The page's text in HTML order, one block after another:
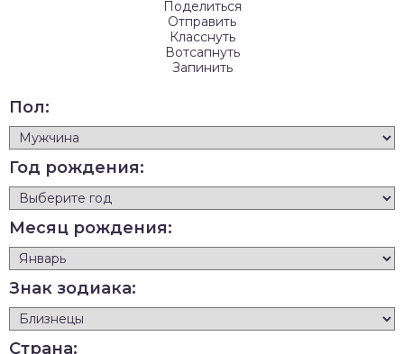
Поделиться
Отправить
Класснуть
Вотсапнуть
Запинить
Пол:
Год рождения:
Месяц рождения:
Знак зодиака:
Страна: